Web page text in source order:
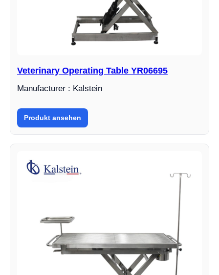
Veterinary Operating Table YR06695
Manufacturer : Kalstein
Produkt ansehen